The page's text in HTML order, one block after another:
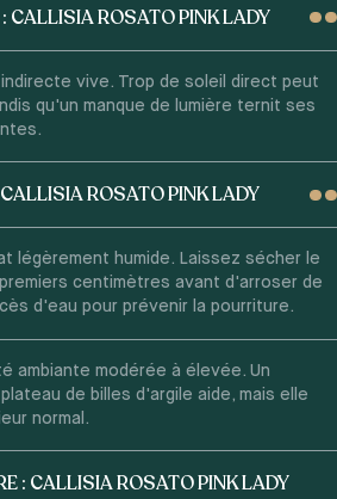
CALLISIA ROSATO PINK LADY
vive. Trop de soleil direct peut
qu'un manque de lumière ternit ses
ROSATO PINK LADY
légèrement humide. Laissez sécher le
centimètres avant d'arroser de
d'eau pour prévenir la pourriture.
ambiante modérée à élevée. Un
de billes d'argile aide, mais elle
normal.
: CALLISIA ROSATO PINK LADY